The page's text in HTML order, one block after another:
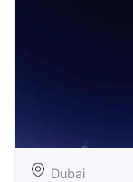
Dubai